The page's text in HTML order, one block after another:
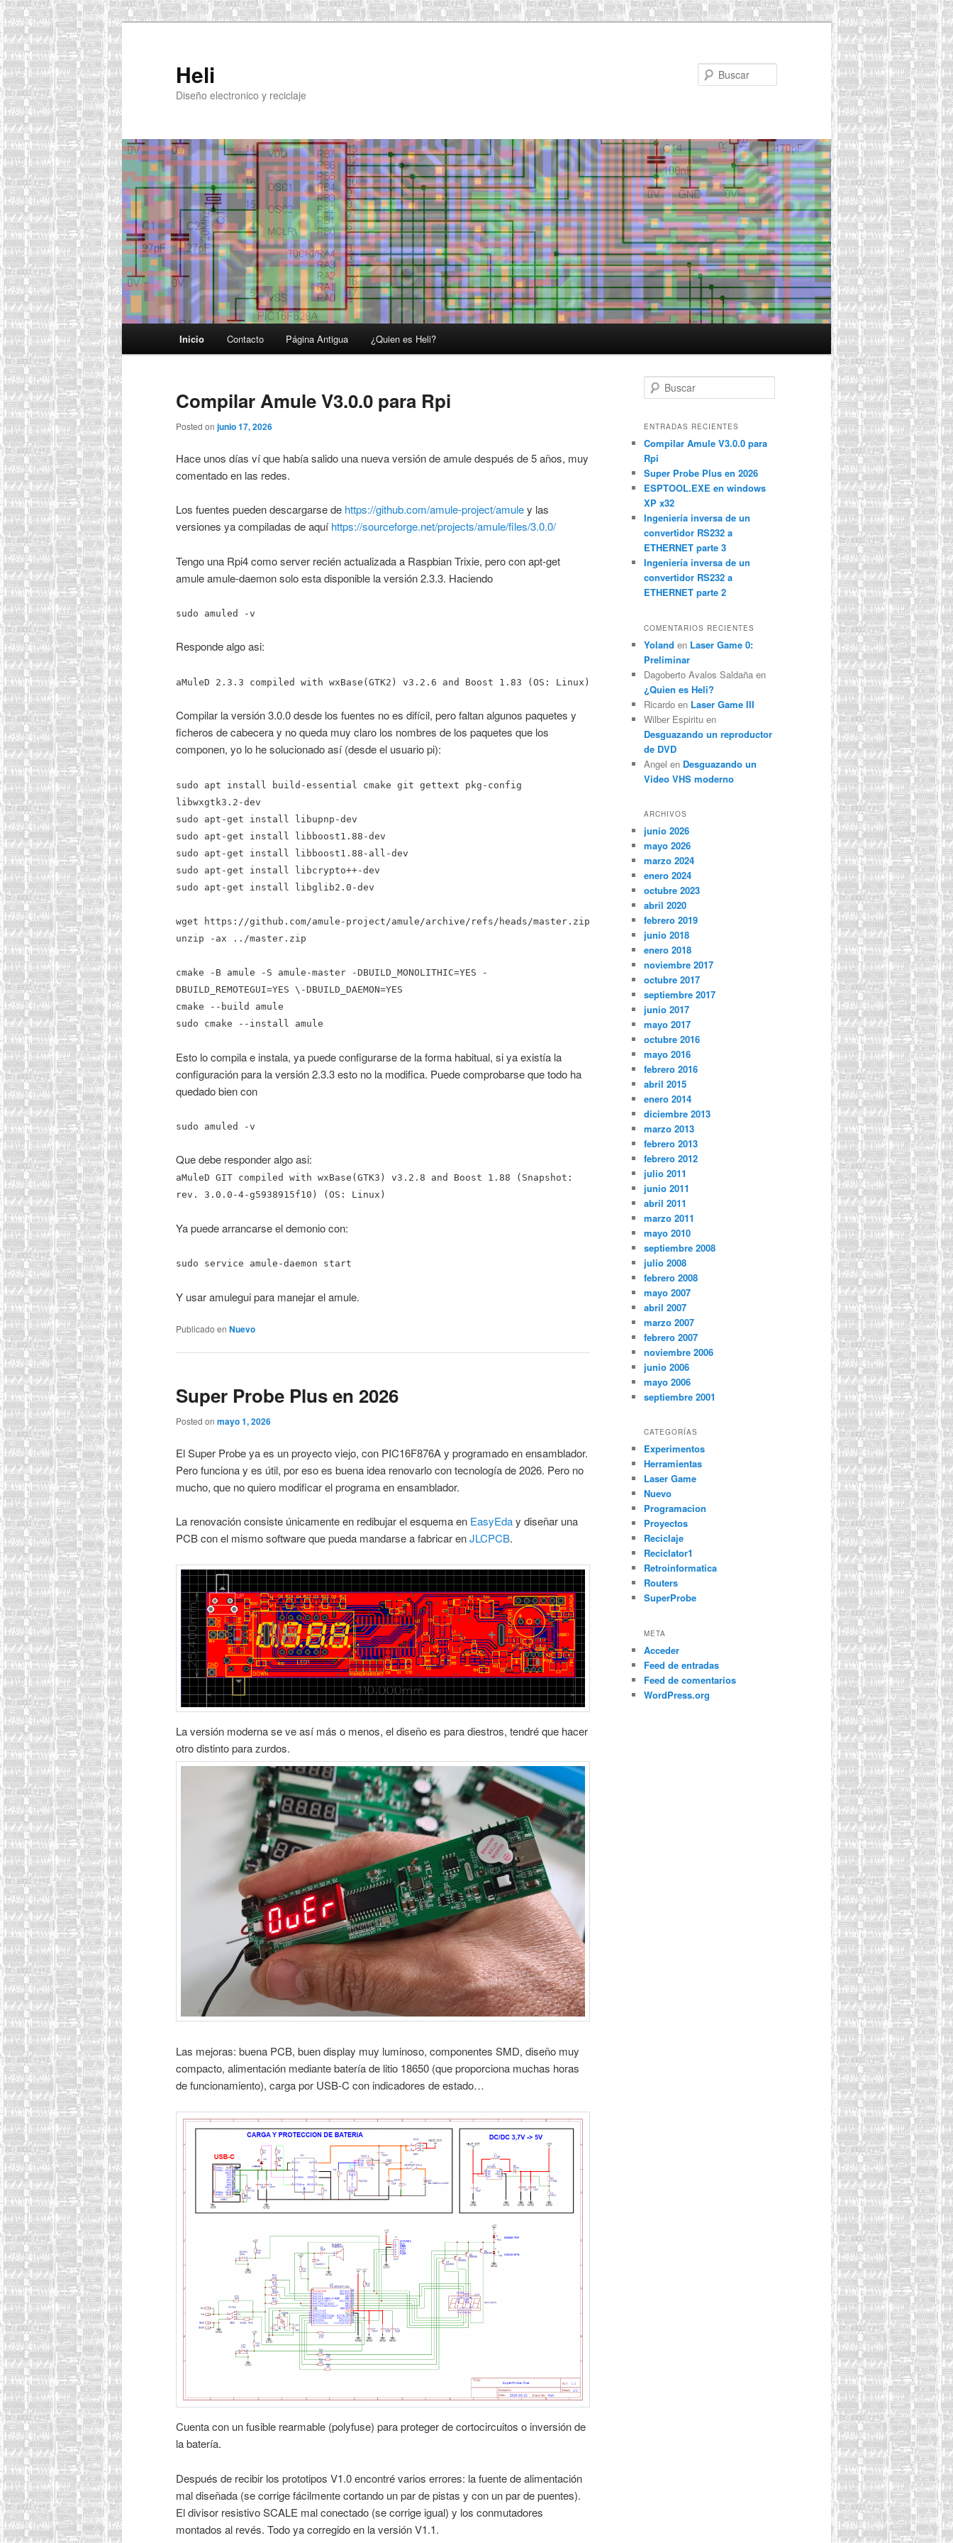
Ir
al
contenido
principal
Ir
al
contenido
secundario
Heli
Diseño electronico y reciclaje
Inicio Contacto Página Antigua ¿Quien es Heli?
Compilar Amule V3.0.0 para Rpi
Posted on junio 17, 2026
Hace unos días ví que había salido una nueva versión de amule después de 5 años, muy
comentado en las redes.
Los fuentes pueden descargarse de https://github.com/amule-project/amuley las
versiones ya compiladas de aquíhttps://sourceforge.net/projects/amule/files/3.0.0/
Tengo una Rpi4 como server recién actualizada a Raspbian Trixie, pero con apt-get
amule amule-daemon solo esta disponible la versión 2.3.3. Haciendo
sudo amuled -v
Responde algo asi:
aMuleD 2.3.3 compiled with wxBase(GTK2) v3.2.6 and Boost 1.83 (OS: Linux)
Compilar la versión 3.0.0 desde los fuentes no es difícil, pero faltan algunos paquetes y
ficheros de cabecera y no queda muy claro los nombres de los paquetes que los
componen, yo lo he solucionado así (desde el usuario pi):
sudo apt install build-essential cmake git gettext pkg-config
libwxgtk3.2-dev
sudo apt-get install libupnp-dev
sudo apt-get install libboost1.88-dev
sudo apt-get install libboost1.88-all-dev
sudo apt-get install libcrypto++-dev
sudo apt-get install libglib2.0-dev
wget https://github.com/amule-project/amule/archive/refs/heads/master.zip
unzip -ax ../master.zip
cmake -B amule -S amule-master -DBUILD_MONOLITHIC=YES -
DBUILD_REMOTEGUI=YES \-DBUILD_DAEMON=YES
cmake --build amule
sudo cmake --install amule
Esto lo compila e instala, ya puede configurarse de la forma habitual, si ya existía la
configuración para la versión 2.3.3 esto no la modifica. Puede comprobarse que todo ha
quedado bien con
sudo amuled -v
Que debe responder algo asi:
aMuleD GIT compiled with wxBase(GTK3) v3.2.8 and Boost 1.88 (Snapshot:
rev. 3.0.0-4-g5938915f10) (OS: Linux)
Ya puede arrancarse el demonio con:
sudo service amule-daemon start
Y usar amulegui para manejar el amule.
Publicado en Nuevo
Super Probe Plus en 2026
Posted on mayo 1, 2026
El Super Probe ya es un proyecto viejo, con PIC16F876A y programado en ensamblador.
Pero funciona y es útil, por eso es buena idea renovarlo con tecnología de 2026. Pero no
mucho, que no quiero modificar el programa en ensamblador.
La renovación consiste únicamente en redibujar el esquema en EasyEday diseñar una
PCB con el mismo software que pueda mandarse a fabricar enJLCPCB.
La versión moderna se ve así más o menos, el diseño es para diestros, tendré que hacer
otro distinto para zurdos.
Las mejoras: buena PCB, buen display muy luminoso, componentes SMD, diseño muy
compacto, alimentación mediante batería de litio 18650 (que proporciona muchas horas
de funcionamiento), carga por USB-C con indicadores de estado…
Cuenta con un fusible rearmable (polyfuse) para proteger de cortocircuitos o inversión de
la batería.
Después de recibir los prototipos V1.0 encontré varios errores: la fuente de alimentación
mal diseñada (se corrige fácilmente cortando un par de pistas y con un par de puentes).
El divisor resistivo SCALE mal conectado (se corrige igual) y los conmutadores
montados al revés. Todo ya corregido en la versión V1.1.
u
c
r
ENTRADAS RECIENTES
Compilar Amule V3.0.0 para
Rpi
Super Probe Plus en 2026
ESPTOOL.EXE en windows
XP x32
Ingeniería inversa de un
convertidor RS232 a
ETHERNET parte 3
Ingeniería inversa de un
convertidor RS232 a
ETHERNET parte 2
COMENTARIOS RECIENTES
Yoland en Laser Game 0:
Preliminar
Dagoberto Avalos Saldaña en
¿Quien es Heli?
Ricardo en Laser Game III
Wilber Espiritu en
Desguazando un reproductor
de DVD
Angel en Desguazando un
Video VHS moderno
ARCHIVOS
junio 2026
mayo 2026
marzo 2024
enero 2024
octubre 2023
abril 2020
febrero 2019
junio 2018
enero 2018
noviembre 2017
octubre 2017
septiembre 2017
junio 2017
mayo 2017
octubre 2016
mayo 2016
febrero 2016
abril 2015
enero 2014
diciembre 2013
marzo 2013
febrero 2013
febrero 2012
julio 2011
junio 2011
abril 2011
marzo 2011
mayo 2010
septiembre 2008
julio 2008
febrero 2008
mayo 2007
abril 2007
marzo 2007
febrero 2007
noviembre 2006
junio 2006
mayo 2006
septiembre 2001
CATEGORÍAS
Experimentos
Herramientas
Laser Game
Nuevo
Programacion
Proyectos
Reciclaje
Reciclator1
Retroinformatica
Routers
SuperProbe
META
Acceder
Feed de entradas
Feed de comentarios
WordPress.org